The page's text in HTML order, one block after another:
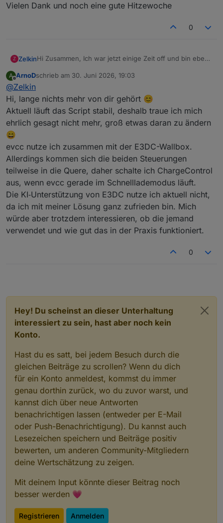
Vielen Dank und noch eine gute Hitzewoche
0
Z ZelkinHi Zusammen, Ich war jetzt einige Zeit off und bin eben
Hier ist es ja regelrecht "ruhig" geworden ....... ist das
braucht??
Habe eben auf die aktuelle version upgedatet und freue
mich dass immernoch alles funktioniert
@arnodVielen dank für deine Arbeit!!
Bei mir steht nun die die EFY Wallbox zur anschaffung
an ..... juhu endlich mal wieder was neues zum
anbinden
Nutzen viele von euch evcc parallel?
Taugt das was?
angepriesenen KI unterstützen intelligenten
Steuerung?? Nutzt das jemand von euch?
Hoffe ihr könnt mir helfen, da es sich als zu viel
herausgestellt hat ein Jahr an neuen Foreneinträgen
und neuem Spielzeug auf dem Markt durchzuarbeiten.
Vielen Dank und noch eine gute Hitzewoche
A
Offline
ArnoDschrieb am 30. Juni 2026, 19:03
zuletzt editiert von
@Zelkin
Hi, lange nichts mehr von dir gehört 😊
Aktuell läuft das Script stabil, deshalb traue ich mich
ehrlich gesagt nicht mehr, groß etwas daran zu ändern
😄
evcc nutze ich zusammen mit der E3DC-Wallbox.
Allerdings kommen sich die beiden Steuerungen
teilweise in die Quere, daher schalte ich ChargeControl
aus, wenn evcc gerade im Schnelllademodus läuft.
Die KI‑Unterstützung von E3DC nutze ich aktuell nicht,
da ich mit meiner Lösung ganz zufrieden bin. Mich
würde aber trotzdem interessieren, ob die jemand
verwendet und wie gut das in der Praxis funktioniert.
0
Hey! Du scheinst an dieser Unterhaltung
interessiert zu sein, hast aber noch kein
Konto.
Hast du es satt, bei jedem Besuch durch die
gleichen Beiträge zu scrollen? Wenn du dich
für ein Konto anmeldest, kommst du immer
genau dorthin zurück, wo du zuvor warst, und
kannst dich über neue Antworten
benachrichtigen lassen (entweder per E-Mail
oder Push-Benachrichtigung). Du kannst auch
Lesezeichen speichern und Beiträge positiv
bewerten, um anderen Community-Mitgliedern
deine Wertschätzung zu zeigen.
Mit deinem Input könnte dieser Beitrag noch
besser werden 💗
Registrieren Anmelden